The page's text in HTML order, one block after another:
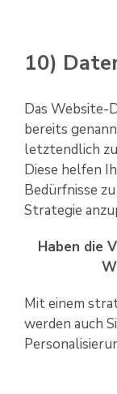
10)
Das Website-
bereits
letztendlich
Diese helfen
Bedürfnisse
Strategie
Haben die
Mit einem
werden auch